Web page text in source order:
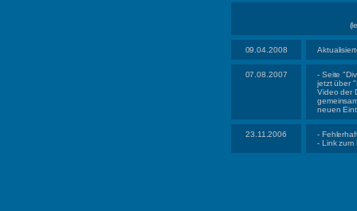
09.04.2008
07.08.2007
- Seite
jetzt über
Video der
neuen
23.11.2006
-
- Link zum